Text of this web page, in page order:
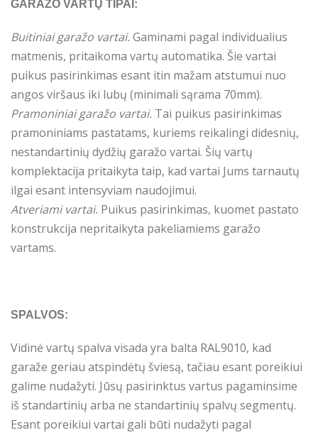
GARAŽO VARTŲ TIPAI:
Buitiniai garažo vartai. Gaminami pagal individualius
matmenis, pritaikoma vartų automatika. Šie vartai
puikus pasirinkimas esant itin mažam atstumui nuo
angos viršaus iki lubų (minimali sąrama 70mm).
Pramoniniai garažo vartai. Tai puikus pasirinkimas
pramoniniams pastatams, kuriems reikalingi didesnių,
nestandartinių dydžių garažo vartai. Šių vartų
komplektacija pritaikyta taip, kad vartai Jums tarnautų
ilgai esant intensyviam naudojimui.
Atveriami vartai. Puikus pasirinkimas, kuomet pastato
konstrukcija nepritaikyta pakeliamiems garažo
vartams.
SPALVOS:
Vidinė vartų spalva visada yra balta RAL9010, kad
garaže geriau atspindėtų šviesą, tačiau esant poreikiui
galime nudažyti. Jūsų pasirinktus vartus pagaminsime
iš standartinių arba ne standartinių spalvų segmentų.
Esant poreikiui vartai gali būti nudažyti pagal